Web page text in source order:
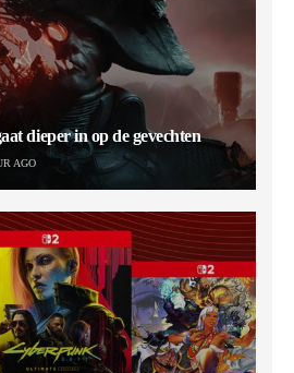
dieper in op de gevechten
AGO